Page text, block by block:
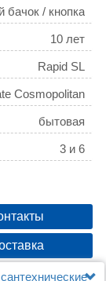
бачок / кнопка
/ крепления
10 лет
Rapid SL
Cosmopolitan
бытовая
3 и 6
Cosmopolitan
3 и 6